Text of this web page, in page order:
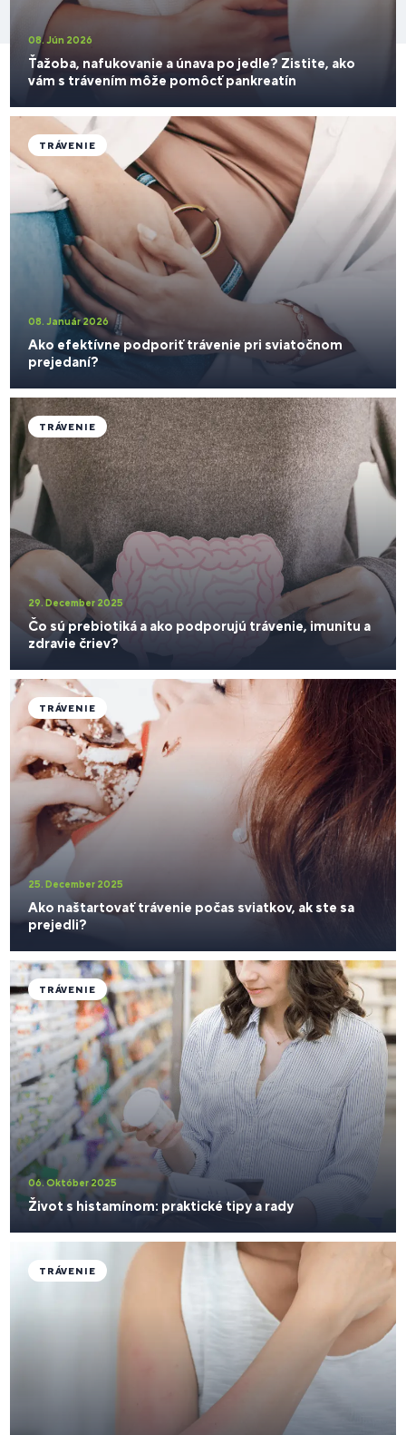
08. Jún 2026
Ťažoba, nafukovanie a únava po jedle? Zistite, ako
vám s trávením môže pomôcť pankreatín
08. Január 2026
Ako efektívne podporiť trávenie pri sviatočnom
prejedaní?
TRÁVENIE
29. December 2025
Čo sú prebiotiká a ako podporujú trávenie, imunitu a
zdravie čriev?
TRÁVENIE
25. December 2025
Ako naštartovať trávenie počas sviatkov, ak ste sa
prejedli?
TRÁVENIE
06. Október 2025
Život s histamínom: praktické tipy a rady
TRÁVENIE
TRÁVENIE